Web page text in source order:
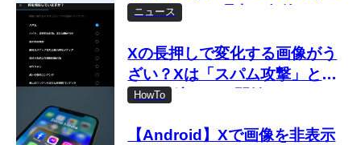
い・おかしい理由と条件は？
ニュース
Xの長押しで変化する画像がう
ざい？Xは「スパム攻撃」とし
て取り締まりを開始
HowTo
【Android】Xで画像を非表示